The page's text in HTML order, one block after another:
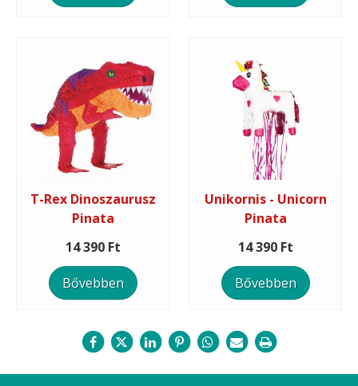
T-Rex Dinoszaurusz
Pinata
14 390 Ft
Bővebben
Unikornis - Unicorn
Pinata
14 390 Ft
Bővebben